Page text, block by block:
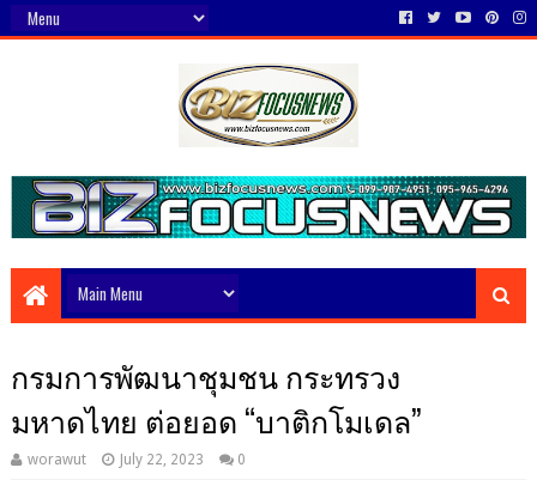
กรมการพัฒนาชุมชน กระทรวง
มหาดไทย ต่อยอด “บาติกโมเดล”
worawut July 22, 2023 0